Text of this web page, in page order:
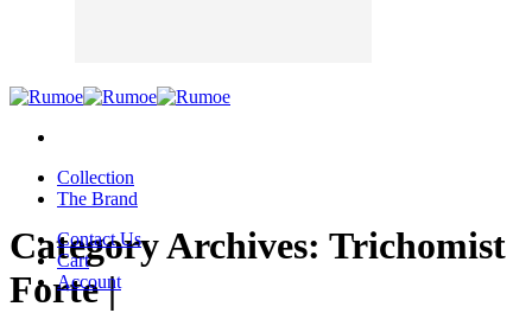
Collection
The Brand
Contact Us
Cart
Account
Category Archives: Trichomist
Forte |